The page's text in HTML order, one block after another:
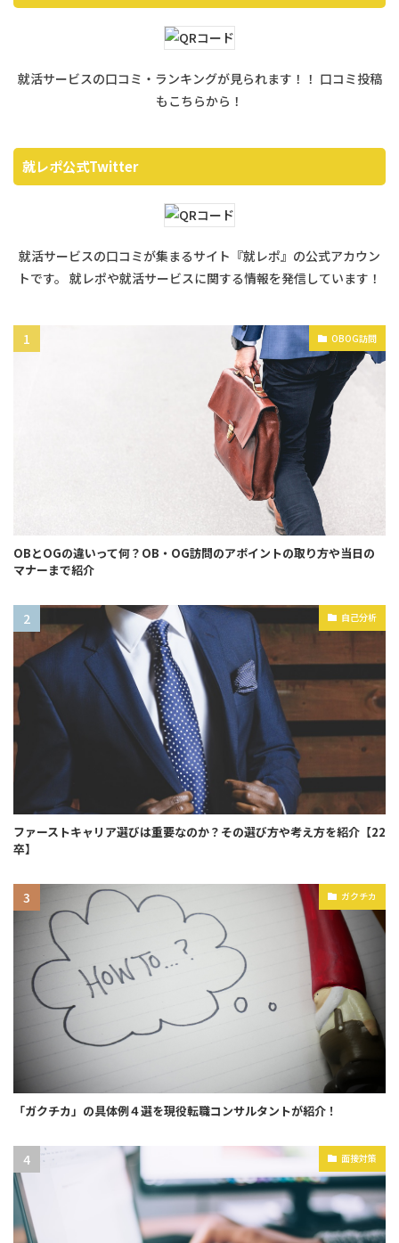
就活サービスの口コミ・ランキングが見られます！！ 口コミ投稿
もこちらから！
就レポ公式Twitter
就活サービスの口コミが集まるサイト『就レポ』の公式アカウン
トです。 就レポや就活サービスに関する情報を発信しています！
OBOG訪問
OBとOGの違いって何？OB・OG訪問のアポイントの取り方や当日の
マナーまで紹介
自己分析
ファーストキャリア選びは重要なのか？その選び方や考え方を紹介【22
卒】
ガクチカ
「ガクチカ」の具体例４選を現役転職コンサルタントが紹介！
面接対策